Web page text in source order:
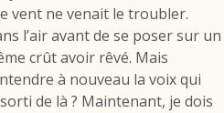
vent ne venait le troubler.
l’air avant de se poser sur un
crût avoir rêvé. Mais
à nouveau la voix qui
de là ? Maintenant, je dois